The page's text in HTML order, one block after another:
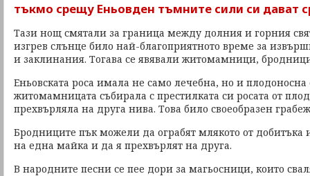
тъкмо срещу Еньовден тъмните сили си дават
Тази нощ смятали за граница между долния и горния
изгрев слънце било най-благоприятното време за
и заклинания. Тогава се явявали житомамници,
Еньовската роса имала не само лечебна, но и плодоносна
житомамницата събирала с престилката си росата от
прехвърляла на друга нива. Това било своеобразен
Бродниците пък можели да ограбят млякото от добитъка
на една майка и да я прехвърлят на друга.
В народните песни се пее дори за магьосници, които